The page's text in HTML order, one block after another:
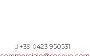
+39 0423 950531